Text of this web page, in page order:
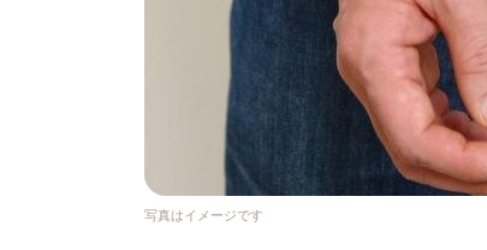
写真はイメージです